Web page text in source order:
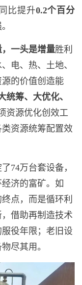
比提升0.2个百分
一头是增量胜利
电、热、土地、
的价值创造能
统筹、大优化、
资源优化创效工
资源统筹配置效
74万台套设备，
济的富矿。如
点，而是循环利
借助再制造技术
役年限；老旧设
尽其用。